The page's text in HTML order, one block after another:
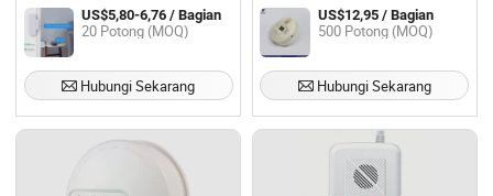
Terkoneksi Bluetooth Notifikasi
Aplikasi Melalui Aplikasi Tuya
US$5,80-6,76 / Bagian
20 Potong (MOQ)
Hubungi Sekarang
Berkualitas TinggiUS$12,95 / Bagian
500 Potong (MOQ)
Hubungi Sekarang